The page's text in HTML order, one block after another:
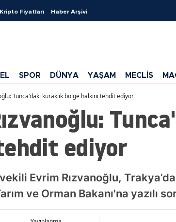
Kripto Fiyatları Haber Arşivi
SPOR DÜNYA YAŞAM MECLİS
Tunca'daki kuraklık bölge halkını tehdit ediyor
ediyor
Evrim Rızvanoğlu,
ve Orman Bakanı'na yazılı